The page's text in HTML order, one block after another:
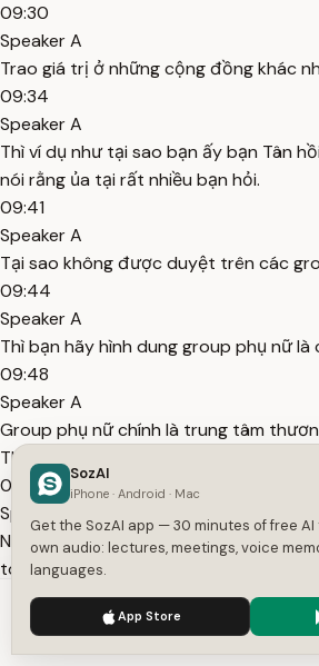
09:30
Speaker A
Trao giá trị ở những cộng đồng khác
09:34
Speaker A
Thì ví dụ như tại sao bạn ấy bạn Tân
nói rằng ủa tại rất nhiều bạn hỏi.
09:41
Speaker A
Tại sao không được duyệt trên các
09:44
Speaker A
Thì bạn hãy hình dung group phụ nữ là
09:48
Speaker A
Group phụ nữ chính là trung tâm
Thủy.
09:55
Speaker A
Nơi Thủy xây lên một cái trung tương
to khổng lồ.
10:01
Speaker A
Bạn muốn xuất hiện trên đấy nghĩa là
We use cookies to enhance your experience.
SozAI
iPhone · Android · Mac
Get the SozAI app — 30 minutes of free
own audio: lectures, meetings, voice
languages.
App Store